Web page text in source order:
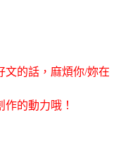
的話，麻煩你/妳在
的動力哦！